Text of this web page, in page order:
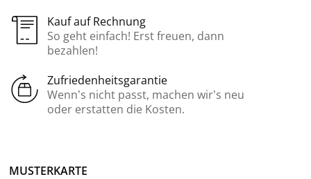
Kauf auf Rechnung
So geht einfach! Erst freuen, dann
bezahlen!
Zufriedenheitsgarantie
Wenn’s nicht passt, machen wir’s neu
oder erstatten die Kosten.
MUSTERKARTE